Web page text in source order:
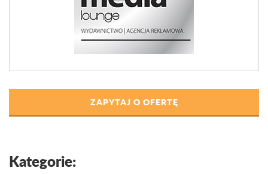
ZAPYTAJ O OFERTĘ
Kategorie: